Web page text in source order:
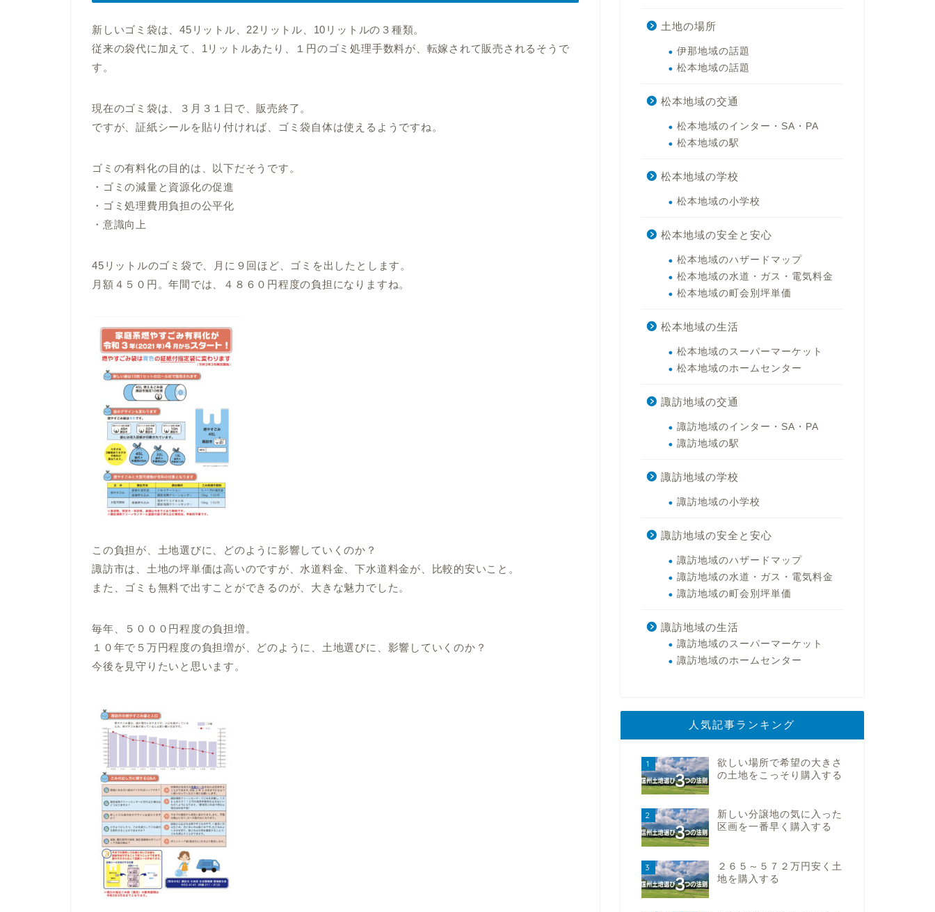
新しいゴミ袋は、45リットル、22リットル、10リットルの３種類。
従来の袋代に加えて、1リットルあたり、１円のゴミ処理手数料が、転嫁されて販売されるそうで
す。
現在のゴミ袋は、３月３１日で、販売終了。
ですが、証紙シールを貼り付ければ、ゴミ袋自体は使えるようですね。
ゴミの有料化の目的は、以下だそうです。
・ゴミの減量と資源化の促進
・ゴミ処理費用負担の公平化
・意識向上
45リットルのゴミ袋で、月に９回ほど、ゴミを出したとします。
月額４５０円。年間では、４８６０円程度の負担になりますね。
この負担が、土地選びに、どのように影響していくのか？
諏訪市は、土地の坪単価は高いのですが、水道料金、下水道料金が、比較的安いこと。
また、ゴミも無料で出すことができるのが、大きな魅力でした。
毎年、５０００円程度の負担増。
１０年で５万円程度の負担増が、どのように、土地選びに、影響していくのか？
今後を見守りたいと思います。
土地の場所
伊那地域の話題
松本地域の話題
松本地域の交通
松本地域のインター・SA・PA
松本地域の駅
松本地域の学校
松本地域の小学校
松本地域の安全と安心
松本地域のハザードマップ
松本地域の水道・ガス・電気料金
松本地域の町会別坪単価
松本地域の生活
松本地域のスーパーマーケット
松本地域のホームセンター
諏訪地域の交通
諏訪地域のインター・SA・PA
諏訪地域の駅
諏訪地域の学校
諏訪地域の小学校
諏訪地域の安全と安心
諏訪地域のハザードマップ
諏訪地域の水道・ガス・電気料金
諏訪地域の町会別坪単価
諏訪地域の生活
諏訪地域のスーパーマーケット
諏訪地域のホームセンター
人気記事ランキング
1
欲しい場所で希望の大きさ
の土地をこっそり購入する
2
新しい分譲地の気に入った
区画を一番早く購入する
3
２６５～５７２万円安く土
地を購入する